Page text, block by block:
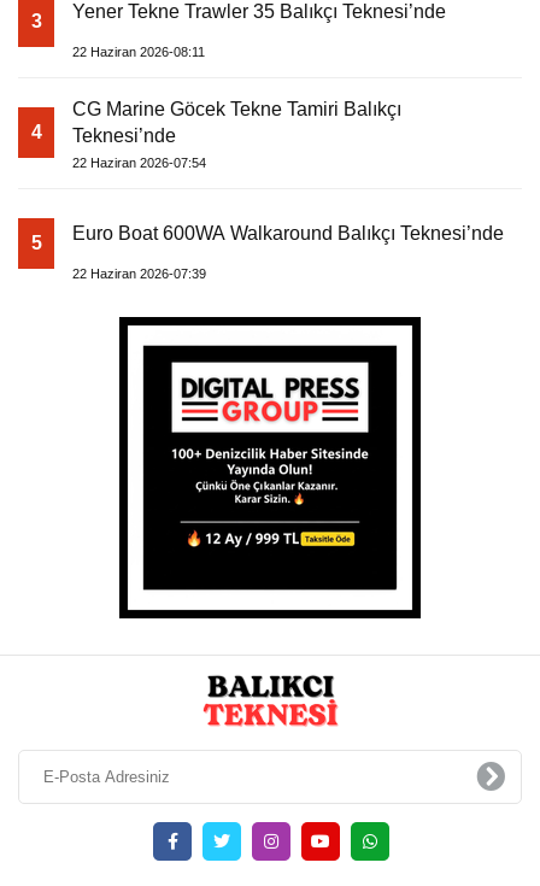
3 Yener Tekne Trawler 35 Balıkçı Teknesi’nde
22 Haziran 2026-08:11
4
CG Marine Göcek Tekne Tamiri Balıkçı
Teknesi’nde
22 Haziran 2026-07:54
5 Euro Boat 600WA Walkaround Balıkçı Teknesi’nde
22 Haziran 2026-07:39